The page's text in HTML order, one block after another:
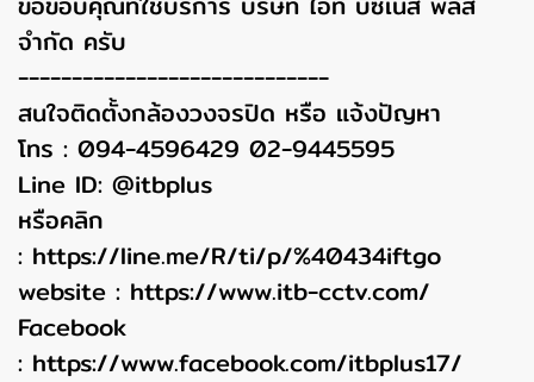
จำกัด ครับ
-----------------------------
สนใจติดตั้งกล้องวงจรปิด หรือ แจ้งปัญหา
โทร : 094-4596429 02-9445595
Line ID: @itbplus
หรือคลิก
: https://line.me/R/ti/p/%40434iftgo
website : https://www.itb-cctv.com/
Facebook
: https://www.facebook.com/itbplus17/